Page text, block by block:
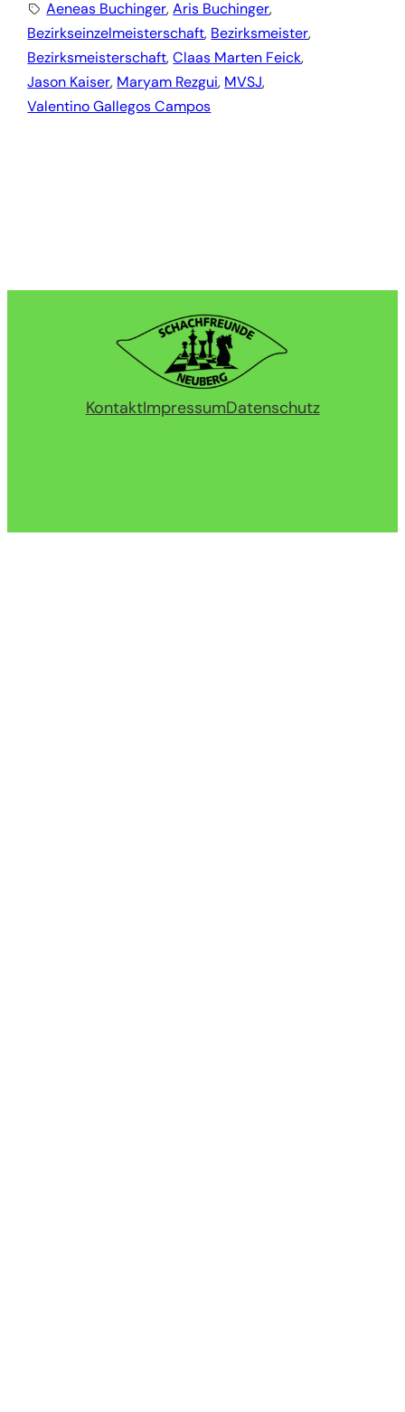
Aeneas Buchinger, Aris Buchinger,
Bezirkseinzelmeisterschaft, Bezirksmeister,
Bezirksmeisterschaft, Claas Marten Feick,
Jason Kaiser, Maryam Rezgui, MVSJ,
Valentino Gallegos Campos
KontaktImpressumDatenschutz